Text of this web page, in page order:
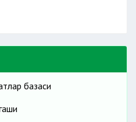
базаси